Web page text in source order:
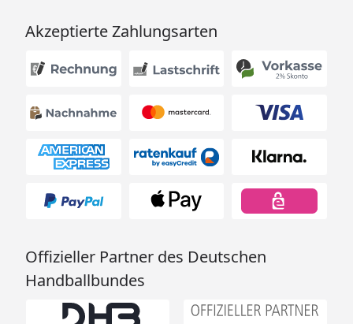
Akzeptierte Zahlungsarten
Offizieller Partner des Deutschen
Handballbundes